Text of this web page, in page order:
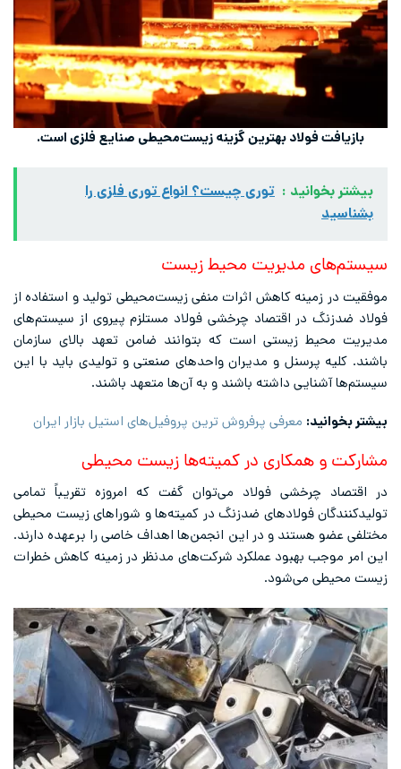
بازیافت فولاد بهترین گزینه زیست‌محیطی صنایع فلزی است.
بیشتر بخوانید : توری چیست؟ انواع توری فلزی را
بشناسید
سیستم‌های مدیریت محیط زیست
موفقیت در زمینه کاهش اثرات منفی زیست‌محیطی تولید و استفاده از
فولاد ضدزنگ در اقتصاد چرخشی فولاد مستلزم پیروی از سیستم‌های
مدیریت محیط زیستی است که بتوانند ضامن تعهد بالای سازمان
باشند. کلیه پرسنل و مدیران واحدهای صنعتی و تولیدی باید با این
سیستم‌ها آشنایی داشته باشند و به آن‌ها متعهد باشند.
بیشتر بخوانید: معرفی پرفروش ترین پروفیل‌های استیل بازار ایران
مشارکت و همکاری در کمیته‌ها زیست محیطی
در اقتصاد چرخشی فولاد می‌توان گفت که امروزه تقریباً تمامی
تولیدکنندگان فولادهای ضدزنگ در کمیته‌ها و شوراهای زیست محیطی
مختلفی عضو هستند و در این انجمن‌ها اهداف خاصی را برعهده دارند.
این امر موجب بهبود عملکرد شرکت‌های مدنظر در زمینه کاهش خطرات
زیست محیطی می‌شود.